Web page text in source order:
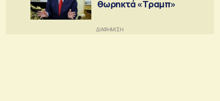
θωρηκτά «Τραμπ»